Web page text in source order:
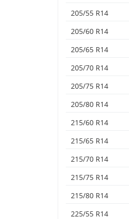
205/55 R14
205/60 R14
205/65 R14
205/70 R14
205/75 R14
205/80 R14
215/60 R14
215/65 R14
215/70 R14
215/75 R14
215/80 R14
225/55 R14